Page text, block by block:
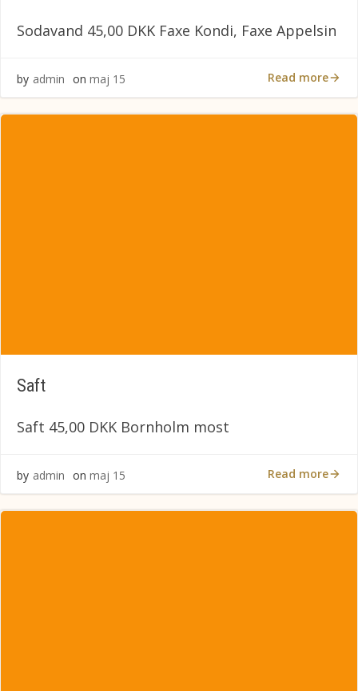
Sodavand 45,00 DKK Faxe Kondi, Faxe Appelsin
by admin on maj 15 Read more
Saft
Saft 45,00 DKK Bornholm most
by admin on maj 15 Read more